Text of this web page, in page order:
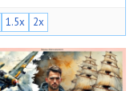
1.5x 2x